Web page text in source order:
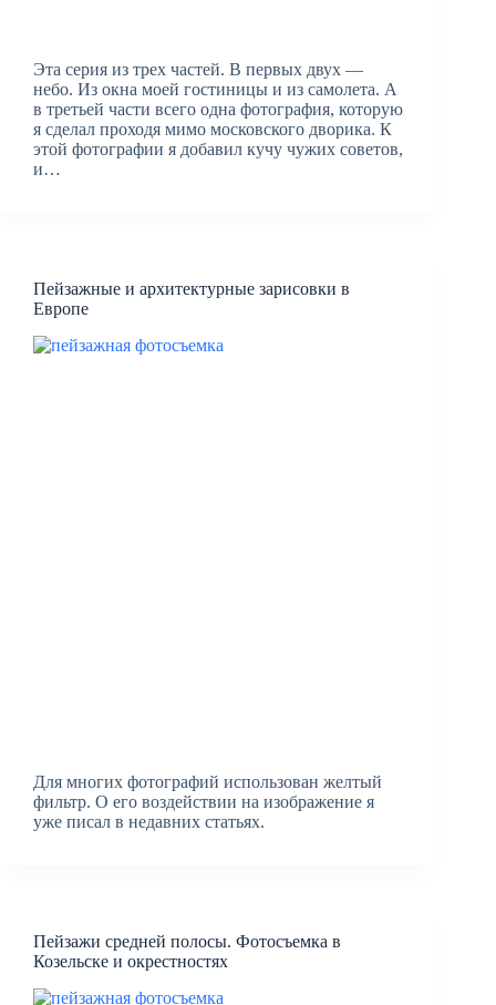
Эта серия из трех частей. В первых двух —
небо. Из окна моей гостиницы и из самолета. А
в третьей части всего одна фотография, которую
я сделал проходя мимо московского дворика. К
этой фотографии я добавил кучу чужих советов,
и…
Пейзажные и архитектурные зарисовки в
Европе
Для многих фотографий использован желтый
фильтр. О его воздействии на изображение я
уже писал в недавних статьях.
Пейзажи средней полосы. Фотосъемка в
Козельске и окрестностях